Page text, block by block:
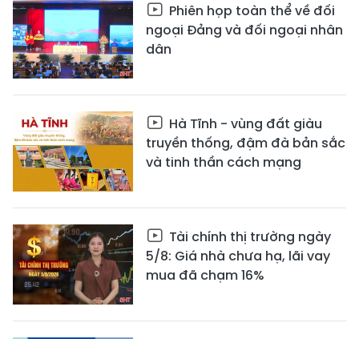
Phiên họp toàn thể về đối
ngoại Đảng và đối ngoại nhân
dân
Hà Tĩnh - vùng đất giàu
truyền thống, đậm đà bản sắc
và tinh thần cách mạng
Tài chính thị trường ngày
5/8: Giá nhà chưa hạ, lãi vay
mua đã chạm 16%